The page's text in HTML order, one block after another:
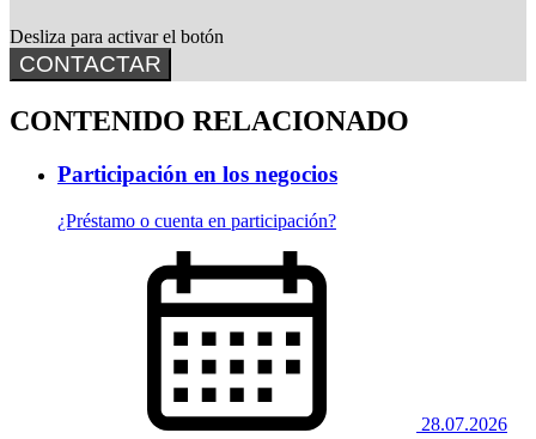
Desliza para activar el botón
CONTACTAR
CONTENIDO RELACIONADO
Participación en los negocios
¿Préstamo o cuenta en participación?
28.07.2026